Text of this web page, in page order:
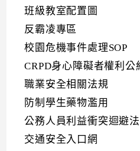
班級教室配置圖
反霸凌專區
校園危機事件處理SOP
CRPD身心障礙者權利公
職業安全相關法規
防制學生藥物濫用
公務人員利益衝突迴避法
交通安全入口網